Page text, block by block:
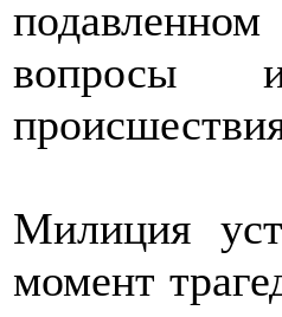
вопросы
Милиция
момент